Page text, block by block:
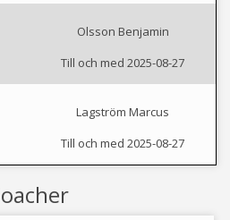
Olsson Benjamin
Till och med 2025-08-27
Lagström Marcus
Till och med 2025-08-27